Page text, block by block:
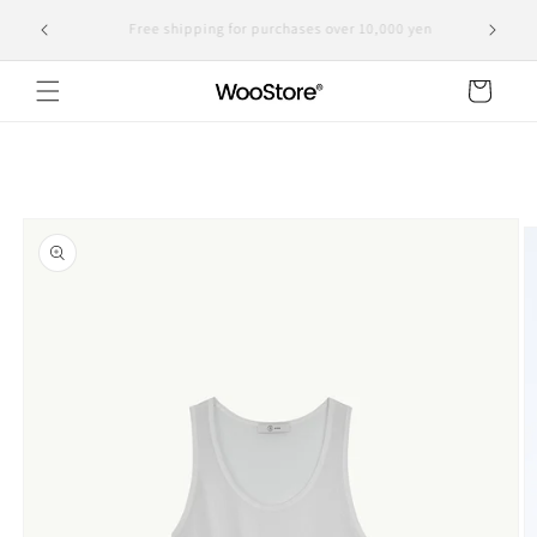
content
Domestic shipping, including customs duties, is the
displayed price
Cart